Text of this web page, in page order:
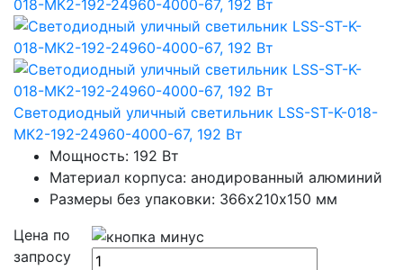
Светодиодный уличный светильник LSS-ST-K-018-
МК2-192-24960-4000-67, 192 Вт
Мощность: 192 Вт
Материал корпуса: анодированный алюминий
Размеры без упаковки: 366х210х150 мм
Цена по
запросу